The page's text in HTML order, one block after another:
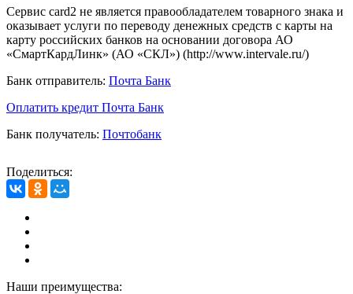
Сервис card2 не является правообладателем товарного знака и
оказывает услуги по переводу денежных средств с карты на
карту российских банков на основании договора АО
«СмартКардЛинк» (АО «СКЛ») (http://www.intervale.ru/)
Банк отправитель: Почта Банк
Оплатить кредит Почта Банк
Банк получатель: Почтобанк
Поделиться:
Наши преимущества: